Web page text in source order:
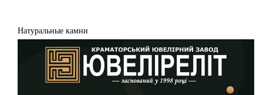
Натуральные камни